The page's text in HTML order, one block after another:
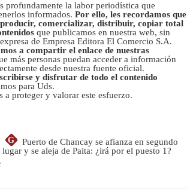
profundamente la labor periodística que
informados. Por ello, les recordamos que
comercializar, distribuir, copiar total
que publicamos en nuestra web, sin
de Empresa Editora El Comercio S.A.
a compartir el enlace de nuestras
más personas puedan acceder a información
desde nuestra fuente oficial.
y disfrutar de todo el contenido
para Uds.
a proteger y valorar este esfuerzo.
G
Puerto de Chancay se afianza en segundo
lugar y se aleja de Paita: ¿irá por el puesto 1?